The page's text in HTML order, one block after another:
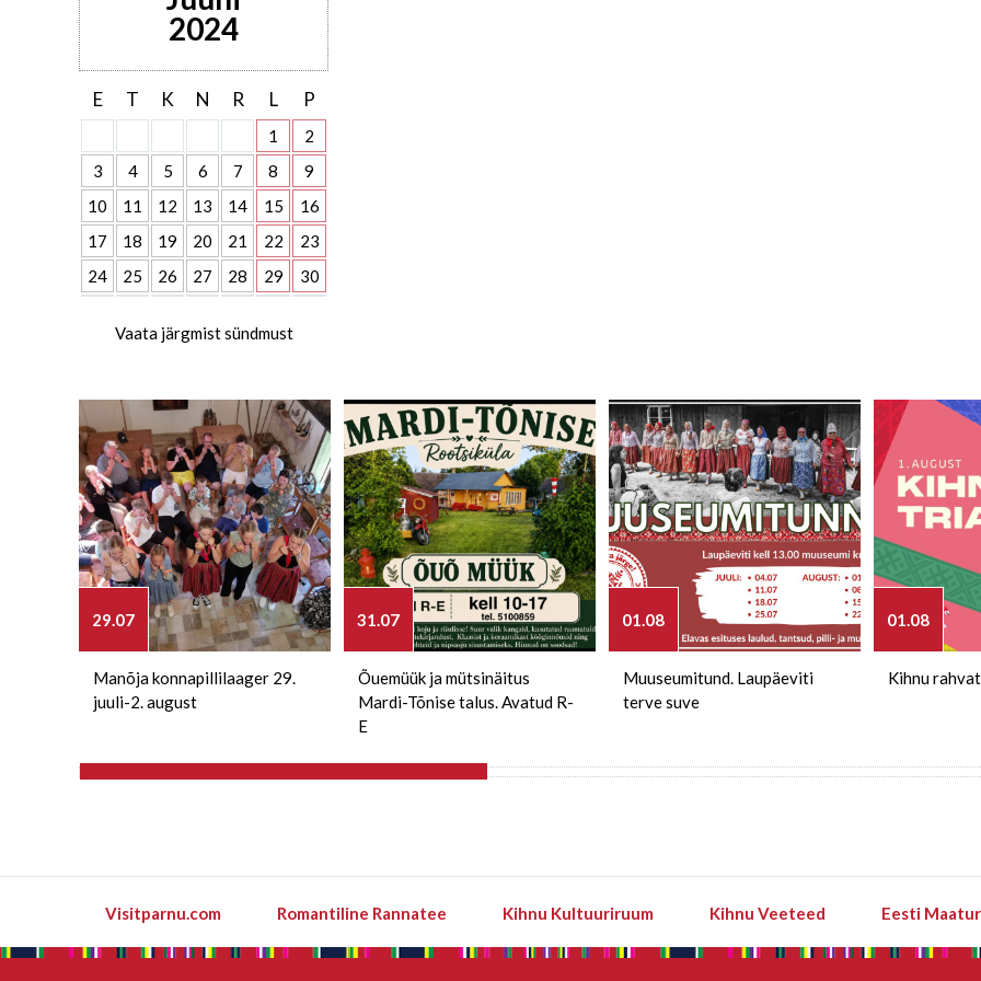
2024
E T K N R L P
1
2
3
4 5 6 7 8
9
10
11 12 13 14 15
16
17
18 19 20 21 22
23
24
25 26 27 28 29 30
Vaata järgmist sündmust
29.07
Manõja konnapillilaager 29.
juuli-2. august
31.07
Õuemüük ja mütsinäitus
Mardi-Tõnise talus. Avatud R-
E
01.08
Muuseumitund. Laupäeviti
terve suve
01.08
Kihnu
Visitparnu.com Romantiline Rannatee Kihnu Kultuuriruum Kihnu Veeteed Eesti